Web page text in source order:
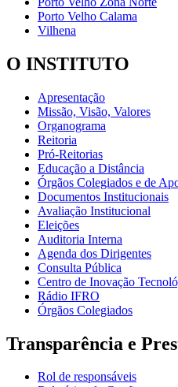
Porto Velho Calama
Vilhena
O INSTITUTO
Apresentação
Missão, Visão, Valores
Organograma
Reitoria
Pró-Reitorias
Educação a Distância
Órgãos Colegiados e de
Documentos Institucionais
Avaliação Institucional
Eleições
Auditoria Interna
Agenda dos Dirigentes
Consulta Pública
Centro de Inovação
Rádio IFRO
Órgãos Colegiados
Transparência e
Rol de responsáveis